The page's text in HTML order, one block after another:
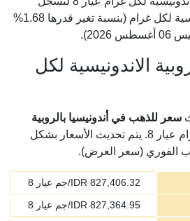
827,406.32 روبية اندونيسية لكل غرام (بنسبة تغير قدرها 1.68%
الاندونيسية لكل
سعر للذهب في أندونيسيا بالروبية
لكل غرام عيار 8. يتم تحديث الأسعار بشكل
الفوري (سعر العرض).
827,406.32
827,364.95